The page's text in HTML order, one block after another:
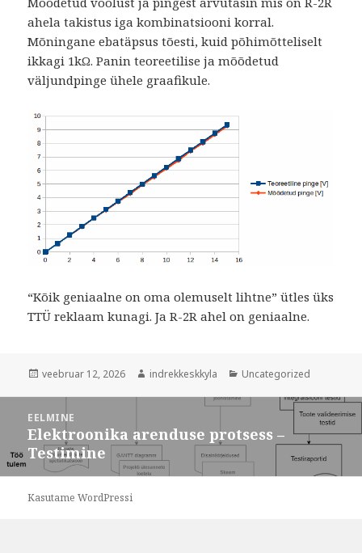
ahela takistus iga kombinatsiooni korral.
Mõningane ebatäpsus tõesti, kuid põhimõtteliselt
ikkagi 1kΩ. Panin teoreetilise ja mõõdetud
väljundpinge ühele graafikule.
“Kõik geniaalne on oma olemuselt lihtne” ütles üks
TTÜ reklaam kunagi. Ja R-2R ahel on geniaalne.
Postitatud
veebruar 12, 2026 Autor
indrekkeskkyla Rubriigid
Uncategorized
EELMINE
Eelmine
postitus:
Elektroonika arenduse protsess –
Testimine
Kasutame WordPressi